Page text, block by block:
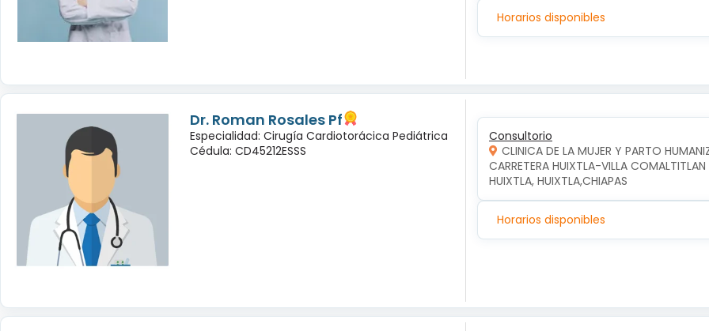
Horarios disponibles
Dr. Roman Rosales Pf
Especialidad: Cirugía Cardiotorácica Pediátrica
Cédula: CD45212ESSS
Consultorio
CLINICA DE LA MUJER Y PARTO
CARRETERA HUIXTLA-VILLA
HUIXTLA, HUIXTLA,CHIAPAS
Horarios disponibles